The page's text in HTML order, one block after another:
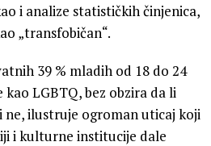
i analize statističkih činjenica,
„transfobičan“.
39 % mladih od 18 do 24
LGBTQ, bez obzira da li
ilustruje ogroman uticaj koji
i kulturne institucije dale